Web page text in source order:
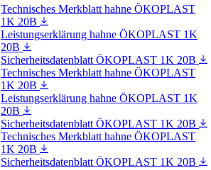
Technisches Merkblatt hahne ÖKOPLAST
1K 20B
Leistungserklärung hahne ÖKOPLAST 1K
20B
Sicherheitsdatenblatt ÖKOPLAST 1K 20B
Technisches Merkblatt hahne ÖKOPLAST
1K 20B
Leistungserklärung hahne ÖKOPLAST 1K
20B
Sicherheitsdatenblatt ÖKOPLAST 1K 20B
Technisches Merkblatt hahne ÖKOPLAST
1K 20B
Sicherheitsdatenblatt ÖKOPLAST 1K 20B